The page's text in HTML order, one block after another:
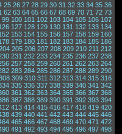
25 26 27 28 29 30 31 32 33 34 35 36
62 63 64 65 66 67 68 69 70 71 72 73
99 100 101 102 103 104 105 106 107
127 128 129 130 131 132 133 134
153 154 155 156 157 158 159 160
179 180 181 182 183 184 185 186
205 206 207 208 209 210 211 212
231 232 233 234 235 236 237 238
257 258 259 260 261 262 263 264
283 284 285 286 287 288 289 290
309 310 311 312 313 314 315 316
335 336 337 338 339 340 341 342
361 362 363 364 365 366 367 368
387 388 389 390 391 392 393 394
413 414 415 416 417 418 419 420
439 440 441 442 443 444 445 446
465 466 467 468 469 470 471 472
491 492 493 494 495 496 497 498